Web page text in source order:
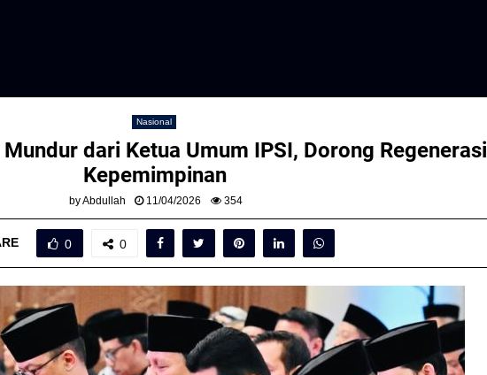
Nasional
dari Ketua Umum IPSI, Dorong Regenerasi
Kepemimpinan
byAbdullah 11/04/2026 354
0 0